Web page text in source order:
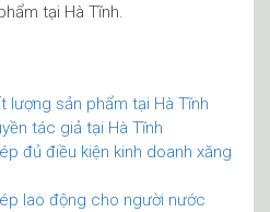
tại Hà Tĩnh.
lượng sản phẩm tại Hà Tĩnh
tác giả tại Hà Tĩnh
đủ điều kiện kinh doanh xăng
lao động cho người nước